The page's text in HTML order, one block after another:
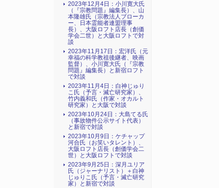
2023年12月4日：小川寛大氏
（『宗教問題』編集長）、山
本隆雄氏（宗教法人ブローカ
ー、日本霊能者連盟理事
長）、大阪ロフト店長（創価
学会二世）と大阪ロフトで対
談
2023年11月17日：宏洋氏（元
幸福の科学教祖後継者、映画
監督）、小川寛大氏（『宗教
問題』編集長）と新宿ロフト
で対談
2023年11月4日：白神じゅり
こ氏（予言・滅亡研究家）、
竹内義和氏（作家・オカルト
研究家）と大阪で対談
2023年10月24日：大島てる氏
（事故物件公示サイト代表）
と新宿で対談
2023年10月9日：ケチャップ
河合氏（お笑いタレント）、
大阪ロフト店長（創価学会二
世）と大阪ロフトで対談
2023年9月25日：深月ユリア
氏（ジャーナリスト）＋白神
じゅりこ氏（予言・滅亡研究
家）と新宿で対談